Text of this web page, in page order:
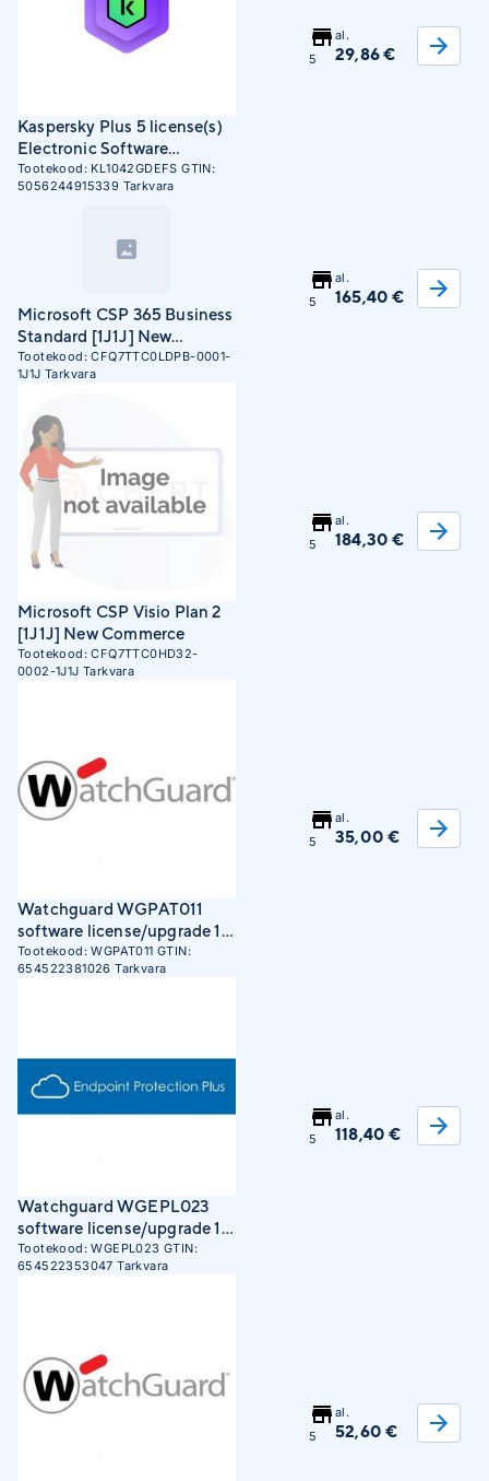
Kaspersky Plus 5 license(s)
Electronic Software
Download (ESD) 1 year(s)
Tootekood: KL1042GDEFS GTIN:
5056244915339 Tarkvara
5
al.
29,86 €
Microsoft CSP 365 Business
Standard [1J1J] New
Commerce
Tootekood:CFQ7TTC0LDPB-0001-
1J1J Tarkvara
5
al.
165,40 €
Microsoft CSP Visio Plan 2
[1J1J] New Commerce
Tootekood:CFQ7TTC0HD32-
0002-1J1J Tarkvara
5
al.
184,30 €
Watchguard WGPAT011
software license/upgrade 1
year(s)
Tootekood:WGPAT011 GTIN:
654522381026 Tarkvara
5
al.
35,00 €
Watchguard WGEPL023
software license/upgrade 11
- 25 license(s) 3 year(s)
Tootekood:WGEPL023 GTIN:
654522353047 Tarkvara
5
al.
118,40 €
5
al.
52,60 €